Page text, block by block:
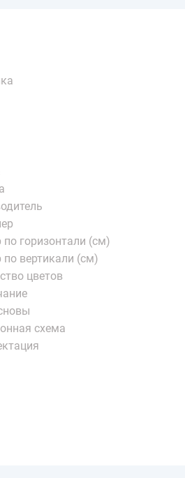
по горизонтали (см)
по вертикали (см)
цветов
схема